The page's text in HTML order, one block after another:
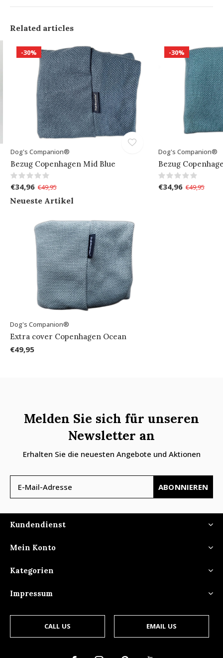
Related articles
-30%
Dog's Companion®
Bezug Copenhagen Mid Blue
€34,96 €49,95
-30%
Dog's Companion®
Bezug
€34,96 €49,95
Neueste Artikel
Dog's Companion®
Extra cover Copenhagen Ocean
€49,95
Melden Sie sich für unseren
Newsletter an
Erhalten Sie die neuesten Angebote und Aktionen
ABONNIEREN
Kundendienst
Mein Konto
Kategorien
Impressum
CALL US EMAIL US